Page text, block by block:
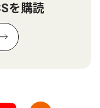
を購読